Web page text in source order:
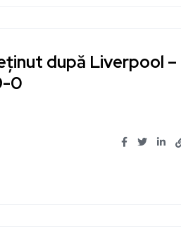
după Liverpool –
0